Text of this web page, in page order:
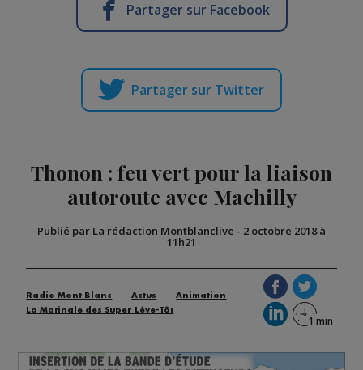
Partager sur Facebook
Partager sur Twitter
Thonon : feu vert pour la liaison
autoroute avec Machilly
Publié par La rédaction Montblanclive - 2 octobre 2018 à
11h21
Radio Mont Blanc Actus
Animation
La Matinale des Super Lève-Tôt